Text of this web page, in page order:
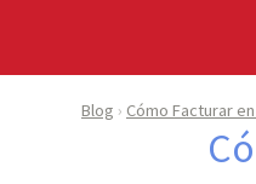
Blog Cómo Facturar